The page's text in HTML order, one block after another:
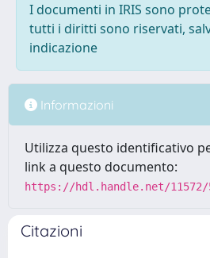
I documenti in IRIS sono
tutti i diritti sono riservati,
indicazione
Informazioni
Utilizza questo identificativo
link a questo documento:
https://hdl.handle.net/11572/
Citazioni